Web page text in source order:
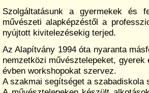
Szolgáltatásunk a gyermekek és
művészeti alapképzéstől a
nyújtott kivitelezésekig terjed.
Az Alapítvány 1994 óta nyaranta
nemzetközi művésztelepeket,
évben workshopokat szervez.
A szakmai segítséget a szabadiskola